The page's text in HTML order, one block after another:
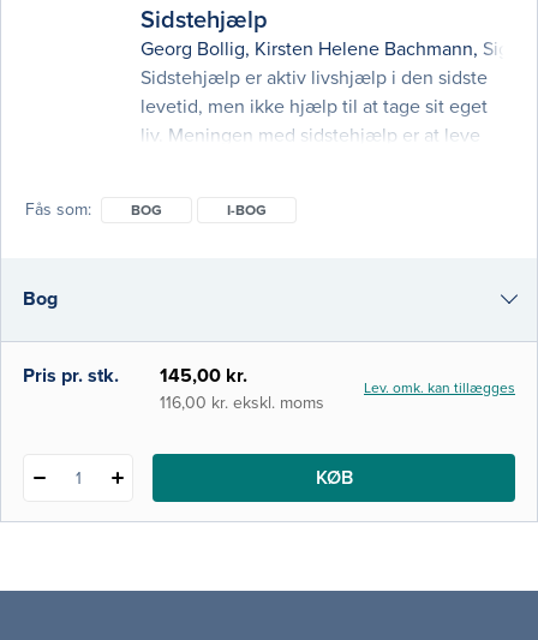
Sidstehjælp
Georg Bollig, Kirsten Helene Bachmann,
Sidstehjælp er aktiv livshjælp i den sidste
levetid, men ikke hjælp til at tage sit eget
liv. Meningen med sidstehjælp er at leve
varer. Vi anser alle evnen til at yde
Fås som BOG I-BOG
Bog
i-bog
Pris pr. stk. 145,00 kr.
116,00 kr. ekskl. moms
Lev. omk. kan tillægges
1 KØB